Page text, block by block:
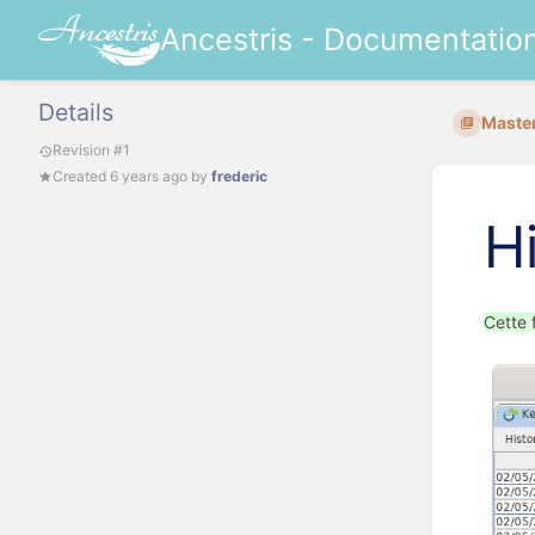
Ancestris -
Details
Revision #1
Created 6 years ago by frederic
Cette